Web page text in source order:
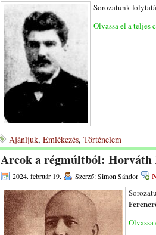
Sorozatunk
Olvassa el a teljes
Ajánljuk, Emlékezés, Történelem
Arcok a régmúltból: Horváth
2024. február 19. Szerző: Simon Sándor